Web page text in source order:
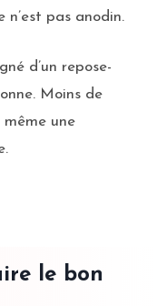
n’est pas anodin.
d’un repose-
Moins de
une
le bon